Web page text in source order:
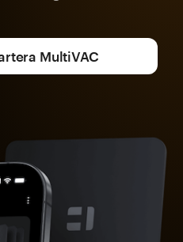
MultiVAC